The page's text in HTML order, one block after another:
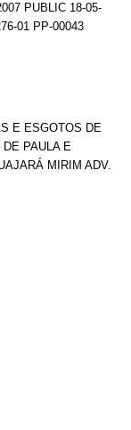
PUBLIC 18-05-
01 PP-00043
E ESGOTOS DE
DE PAULA E
MIRIM ADV.